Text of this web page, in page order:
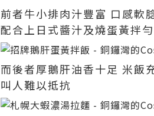
前者牛小排肉汁豐富 口感軟
配合上日式醬汁及燒蛋黃拌
而後者厚鵝肝油香十足 米飯
叫人難以抵抗